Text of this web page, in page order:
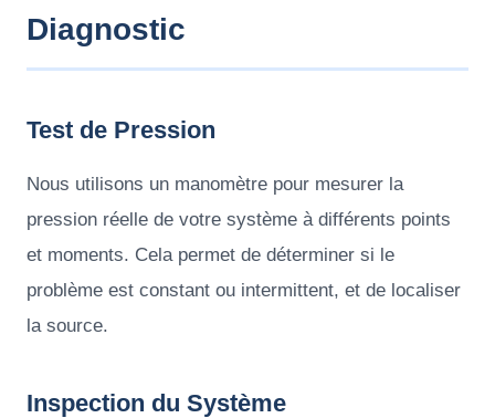
Diagnostic
Test de Pression
Nous utilisons un manomètre pour mesurer la
pression réelle de votre système à différents points
et moments. Cela permet de déterminer si le
problème est constant ou intermittent, et de localiser
la source.
Inspection du Système